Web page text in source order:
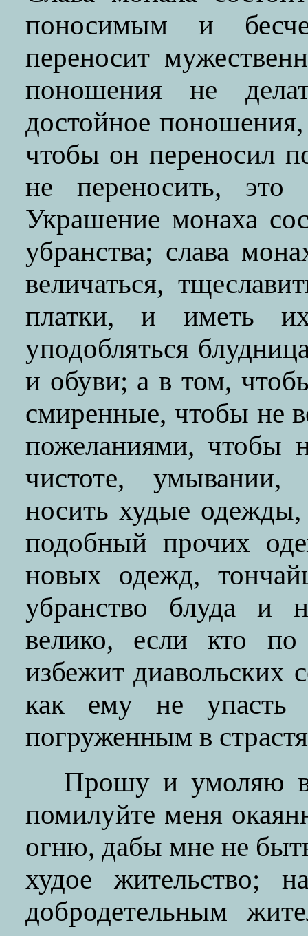
поносимым и
переносит
поношения не
достойное
чтобы он переносил
не переносить,
Украшение монаха
убранства; слава
величаться,
платки, и иметь
уподобляться
и обуви; а в том,
смиренные, чтобы не
пожеланиями, чтобы
чистоте,
носить худые
подобный прочих
новых одежд,
убранство блуда и
велико, если кто по
избежит диавольских
как ему не
погруженным в
Прошу и умоляю
помилуйте меня
огню, дабы мне не
худое жительство;
добродетельным